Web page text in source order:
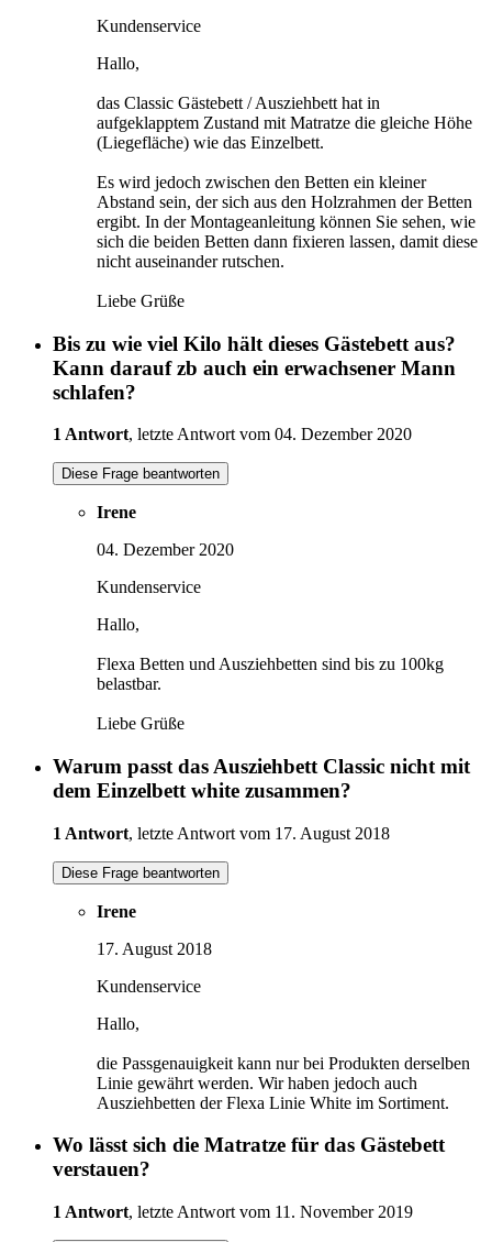
Kundenservice
Hallo,
das Classic Gästebett / Ausziehbett hat in
aufgeklapptem Zustand mit Matratze die gleiche Höhe
(Liegefläche) wie das Einzelbett.
Es wird jedoch zwischen den Betten ein kleiner
Abstand sein, der sich aus den Holzrahmen der Betten
ergibt. In der Montageanleitung können Sie sehen, wie
sich die beiden Betten dann fixieren lassen, damit diese
nicht auseinander rutschen.
Liebe Grüße
Bis zu wie viel Kilo hält dieses Gästebett aus?
Kann darauf zb auch ein erwachsener Mann
schlafen?
1 Antwort, letzte Antwort vom 04. Dezember 2020
Diese Frage beantworten
Irene
04. Dezember 2020
Kundenservice
Hallo,
Flexa Betten und Ausziehbetten sind bis zu 100kg
belastbar.
Liebe Grüße
Warum passt das Ausziehbett Classic nicht mit
dem Einzelbett white zusammen?
1 Antwort, letzte Antwort vom 17. August 2018
Diese Frage beantworten
Irene
17. August 2018
Kundenservice
Hallo,
die Passgenauigkeit kann nur bei Produkten derselben
Linie gewährt werden. Wir haben jedoch auch
Ausziehbetten der Flexa Linie White im Sortiment.
Wo lässt sich die Matratze für das Gästebett
verstauen?
1 Antwort, letzte Antwort vom 11. November 2019